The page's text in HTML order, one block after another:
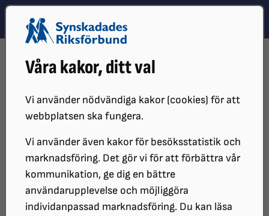
Våra kakor, ditt val
Vi använder nödvändiga kakor (cookies) för att
webbplatsen ska fungera.
Vi använder även kakor för besöksstatistik och
marknadsföring. Det gör vi för att förbättra vår
kommunikation, ge dig en bättre
användarupplevelse och möjliggöra
individanpassad marknadsföring. Du kan läsa
Hoppa till innehåll
Hoppa till hitta snabbt
DISTRIKT
SRF ÖREBRO LÄN LOKALFÖRENINGAR